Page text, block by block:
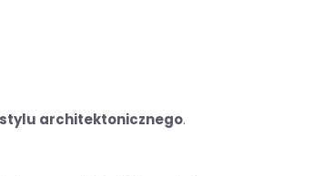
stylu architektonicznego.